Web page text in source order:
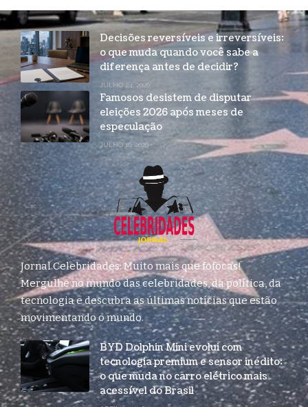
Decisões reversíveis e irreversíveis:
o que muda quando você sabe a
diferença antes de decidir?
JULHO 24, 2026
Famosos desistem de disputar
eleições 2026 após meses de
especulação
JULHO 16, 2026
Jornal Celebridades: Muito mais que fofocas!
Mergulhe no mundo das celebridades, da política, da
tecnologia e descubra as últimas notícias que estão
movimentando o mundo.
BYD Dolphin Mini evolui com
tecnologia premium e sensor inédito:
o que muda no carro elétrico mais
acessível do Brasil